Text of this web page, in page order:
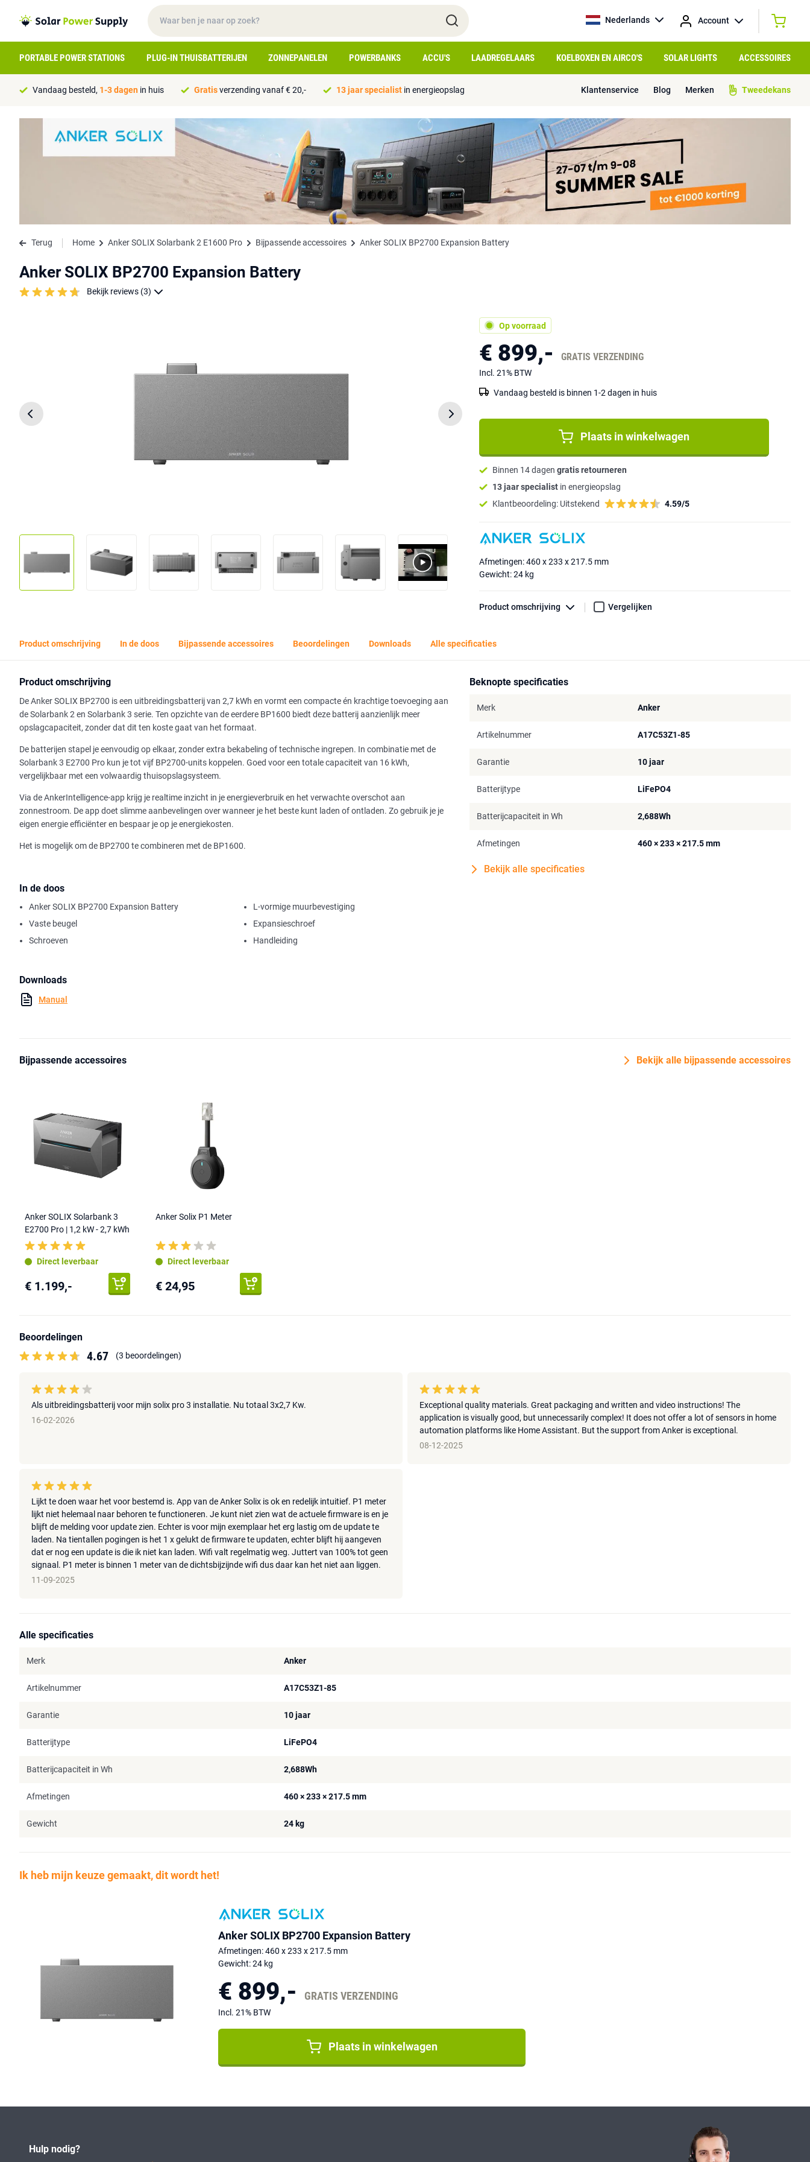
Nederlands Account
PORTABLE POWER STATIONS PLUG-IN THUISBATTERIJEN ZONNEPANELEN POWERBANKS ACCU'S LAADREGELAARS KOELBOXEN EN AIRCO'S SOLAR LIGHTS ACCESSOIRES
Vandaag besteld, 1-3 dagen in huis Gratisverzending vanaf € 20,- 13 jaar specialist in energieopslag Klantenservice Blog Merken Tweedekans
Terug Home Anker SOLIX Solarbank 2 E1600 Pro Bijpassende accessoires Anker SOLIX BP2700 Expansion Battery
Anker SOLIX BP2700 Expansion Battery
Bekijk reviews (3)
Op voorraad
€ 899,- GRATIS VERZENDING
Incl. 21% BTW
Vandaag besteld is binnen 1-2 dagen in huis
Plaats in winkelwagen
Binnen 14 dagen gratis retourneren
13 jaar specialist in energieopslag
Klantbeoordeling: Uitstekend 4.59/5
Afmetingen: 460 x 233 x 217.5 mm
Gewicht: 24 kg
Product omschrijving Vergelijken
Product omschrijving In de doos Bijpassende accessoires Beoordelingen Downloads Alle specificaties
Product omschrijving
De Anker SOLIX BP2700 is een uitbreidingsbatterij van 2,7 kWh en vormt een compacte én krachtige toevoeging aan
de Solarbank 2 en Solarbank 3 serie. Ten opzichte van de eerdere BP1600 biedt deze batterij aanzienlijk meer
opslagcapaciteit, zonder dat dit ten koste gaat van het formaat.
De batterijen stapel je eenvoudig op elkaar, zonder extra bekabeling of technische ingrepen. In combinatie met de
Solarbank 3 E2700 Pro kun je tot vijf BP2700-units koppelen. Goed voor een totale capaciteit van 16 kWh,
vergelijkbaar met een volwaardig thuisopslagsysteem.
Via de AnkerIntelligence-app krijg je realtime inzicht in je energieverbruik en het verwachte overschot aan
zonnestroom. De app doet slimme aanbevelingen over wanneer je het beste kunt laden of ontladen. Zo gebruik je je
eigen energie efficiënter en bespaar je op je energiekosten.
Het is mogelijk om de BP2700 te combineren met de BP1600.
In de doos
Anker SOLIX BP2700 Expansion Battery
Vaste beugel
Schroeven
L-vormige muurbevestiging
Expansieschroef
Handleiding
Downloads
Manual
Beknopte specificaties
Merk Anker
Artikelnummer A17C53Z1-85
Garantie 10 jaar
Batterijtype LiFePO4
Batterijcapaciteit in Wh 2,688Wh
Afmetingen 460 × 233 × 217.5 mm
Bekijk alle specificaties
Bijpassende accessoires Bekijk alle bijpassende accessoires
Anker SOLIX Solarbank 3
E2700 Pro | 1,2 kW - 2,7 kWh
Direct leverbaar
€ 1.199,-
Anker Solix P1 Meter
Direct leverbaar
€ 24,95
Beoordelingen
4.67 (3 beoordelingen)
Als uitbreidingsbatterij voor mijn solix pro 3 installatie. Nu totaal 3x2,7 Kw.
16-02-2026
Exceptional quality materials. Great packaging and written and video instructions! The
application is visually good, but unnecessarily complex! It does not offer a lot of sensors in home
automation platforms like Home Assistant. But the support from Anker is exceptional.
08-12-2025
Lijkt te doen waar het voor bestemd is. App van de Anker Solix is ok en redelijk intuitief. P1 meter
lijkt niet helemaal naar behoren te functioneren. Je kunt niet zien wat de actuele firmware is en je
blijft de melding voor update zien. Echter is voor mijn exemplaar het erg lastig om de update te
laden. Na tientallen pogingen is het 1 x gelukt de firmware te updaten, echter blijft hij aangeven
dat er nog een update is die ik niet kan laden. Wifi valt regelmatig weg. Juttert van 100% tot geen
signaal. P1 meter is binnen 1 meter van de dichtsbijzijnde wifi dus daar kan het niet aan liggen.
11-09-2025
Alle specificaties
Merk Anker
Artikelnummer A17C53Z1-85
Garantie 10 jaar
Batterijtype LiFePO4
Batterijcapaciteit in Wh 2,688Wh
Afmetingen 460 × 233 × 217.5 mm
Gewicht 24 kg
Ik heb mijn keuze gemaakt, dit wordt het!
Anker SOLIX BP2700 Expansion Battery
Afmetingen: 460 x 233 x 217.5 mm
Gewicht: 24 kg
€ 899,- GRATIS VERZENDING
Incl. 21% BTW
Plaats in winkelwagen
Hulp nodig?